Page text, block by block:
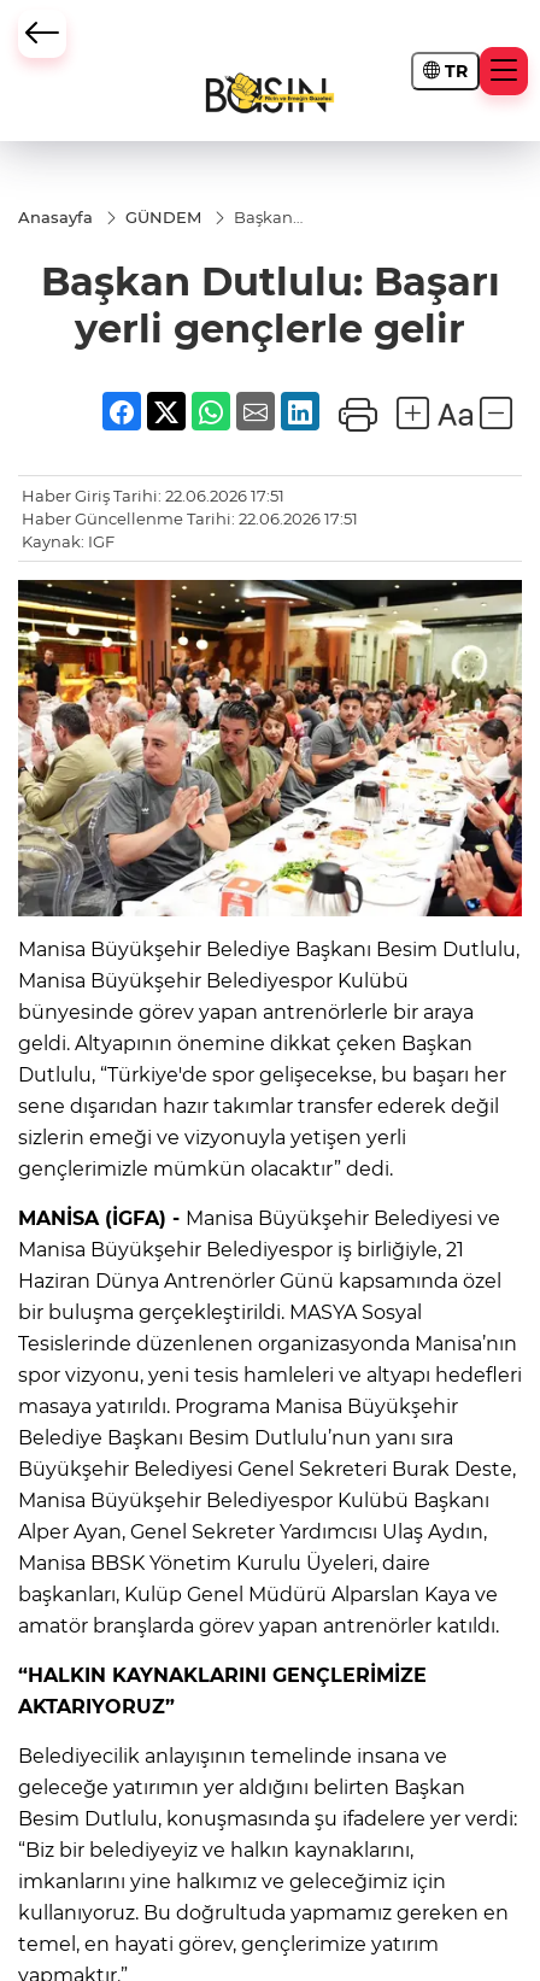
TR
Anasayfa GÜNDEM
Başkan
yerli
gençlerle
Başkan Dutlulu: Başarı
yerli gençlerle gelir
Haber Giriş Tarihi: 22.06.2026 17:51
Haber Güncellenme Tarihi: 22.06.2026 17:51
Kaynak: IGF
Manisa Büyükşehir Belediye Başkanı Besim Dutlulu,
Manisa Büyükşehir Belediyespor Kulübü
bünyesinde görev yapan antrenörlerle bir araya
geldi. Altyapının önemine dikkat çeken Başkan
Dutlulu, “Türkiye'de spor gelişecekse, bu başarı her
sene dışarıdan hazır takımlar transfer ederek değil
sizlerin emeği ve vizyonuyla yetişen yerli
gençlerimizle mümkün olacaktır” dedi.
MANİSA (İGFA) - Manisa Büyükşehir Belediyesi ve
Manisa Büyükşehir Belediyespor iş birliğiyle, 21
Haziran Dünya Antrenörler Günü kapsamında özel
bir buluşma gerçekleştirildi. MASYA Sosyal
Tesislerinde düzenlenen organizasyonda Manisa’nın
spor vizyonu, yeni tesis hamleleri ve altyapı hedefleri
masaya yatırıldı. Programa Manisa Büyükşehir
Belediye Başkanı Besim Dutlulu’nun yanı sıra
Büyükşehir Belediyesi Genel Sekreteri Burak Deste,
Manisa Büyükşehir Belediyespor Kulübü Başkanı
Alper Ayan, Genel Sekreter Yardımcısı Ulaş Aydın,
Manisa BBSK Yönetim Kurulu Üyeleri, daire
başkanları, Kulüp Genel Müdürü Alparslan Kaya ve
amatör branşlarda görev yapan antrenörler katıldı.
“HALKIN KAYNAKLARINI GENÇLERİMİZE
AKTARIYORUZ”
Belediyecilik anlayışının temelinde insana ve
geleceğe yatırımın yer aldığını belirten Başkan
Besim Dutlulu, konuşmasında şu ifadelere yer verdi:
“Biz bir belediyeyiz ve halkın kaynaklarını,
imkanlarını yine halkımız ve geleceğimiz için
kullanıyoruz. Bu doğrultuda yapmamız gereken en
temel, en hayati görev, gençlerimize yatırım
yapmaktır.”